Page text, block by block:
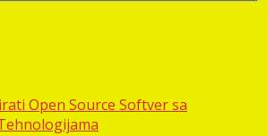
Open Source Softver sa